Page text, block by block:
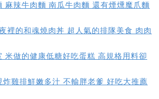
麻辣牛肉麵 南瓜牛肉麵 還有煙燻魔爪麵
裡的和魂燒肉丼 超人氣的排隊美食 肉肉
米做的健康低糖好吃蛋糕 高規格用料卻
炸雞排鮮嫩多汁 不輸胖老爹 好吃大推薦